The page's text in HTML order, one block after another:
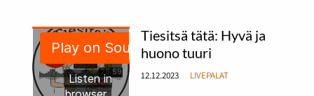
Tiesitsä tätä: Hyvä ja
huono tuuri
12.12.2023 LIVEPALAT